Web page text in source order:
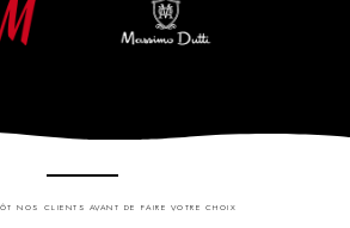
NOS CLIENTS AVANT DE FAIRE VOTRE CHOIX